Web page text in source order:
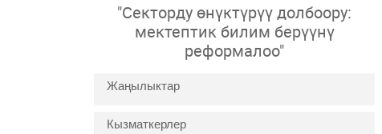
"Секторду өнүктүрүү долбоору:
мектептик билим берүүнү
реформалоо"
Жаңылыктар
Кызматкерлер